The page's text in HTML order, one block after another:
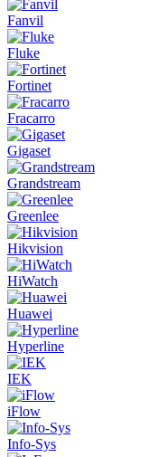
Fanvil
Fluke
Fortinet
Fracarro
Gigaset
Grandstream
Greenlee
Hikvision
HiWatch
Huawei
Hyperline
IEK
iFlow
Info-Sys